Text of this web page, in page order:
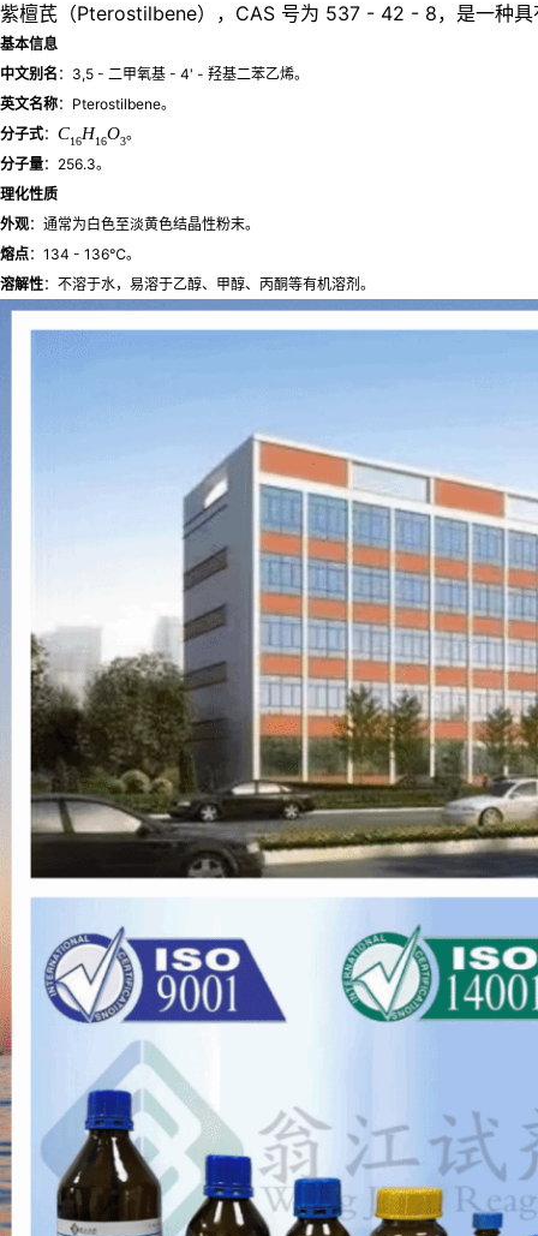
紫檀芪（Pterostilbene），CAS 号为 537 - 42 - 8，是一种
基本信息
中文别名 ：3,5 - 二甲氧基 - 4' - 羟基二苯乙烯。
英文名称：Pterostilbene。
分子式： C16H16O3。
分子量：256.3。
理化性质
外观：通常为白色至淡黄色结晶性粉末。
熔点：134 - 136℃。
溶解性：不溶于水，易溶于乙醇、甲醇、丙酮等有机溶剂。